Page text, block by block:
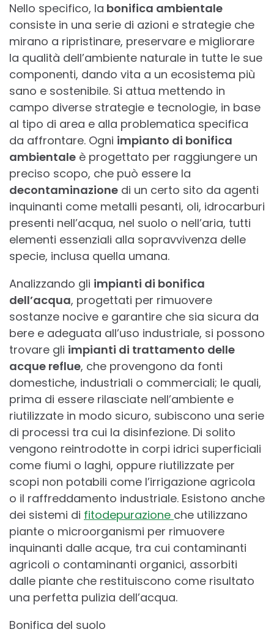
Nello specifico, la bonifica ambientale
consiste in una serie di azioni e strategie che
mirano a ripristinare, preservare e migliorare
la qualità dell’ambiente naturale in tutte le sue
componenti, dando vita a un ecosistema più
sano e sostenibile. Si attua mettendo in
campo diverse strategie e tecnologie, in base
al tipo di area e alla problematica specifica
da affrontare. Ogni impianto di bonifica
ambientale è progettato per raggiungere un
preciso scopo, che può essere la
decontaminazione di un certo sito da agenti
inquinanti come metalli pesanti, oli, idrocarburi
presenti nell’acqua, nel suolo o nell’aria, tutti
elementi essenziali alla sopravvivenza delle
specie, inclusa quella umana.
Analizzando gli impianti di bonifica
dell’acqua, progettati per rimuovere
sostanze nocive e garantire che sia sicura da
bere e adeguata all’uso industriale, si possono
trovare gli impianti di trattamento delle
acque reflue, che provengono da fonti
domestiche, industriali o commerciali; le quali,
prima di essere rilasciate nell’ambiente e
riutilizzate in modo sicuro, subiscono una serie
di processi tra cui la disinfezione. Di solito
vengono reintrodotte in corpi idrici superficiali
come fiumi o laghi, oppure riutilizzate per
scopi non potabili come l’irrigazione agricola
o il raffreddamento industriale. Esistono anche
dei sistemi di fitodepurazione che utilizzano
piante o microorganismi per rimuovere
inquinanti dalle acque, tra cui contaminanti
agricoli o contaminanti organici, assorbiti
dalle piante che restituiscono come risultato
una perfetta pulizia dell’acqua.
Bonifica del suolo